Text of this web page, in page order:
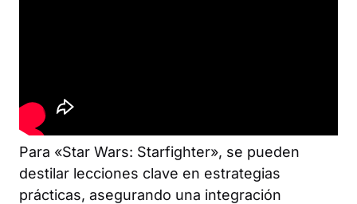
Para «Star Wars: Starfighter», se pueden
destilar lecciones clave en estrategias
prácticas, asegurando una integración